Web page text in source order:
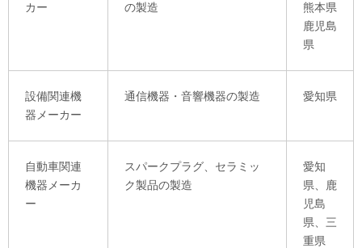
カー
の製造
熊本県
鹿児島
県
設備関連機
器メーカー
通信機器・音響機器の製造 愛知県
自動車関連
機器メーカ
ー
スパークプラグ、セラミッ
ク製品の製造
愛知
県、鹿
児島
県、三
重県